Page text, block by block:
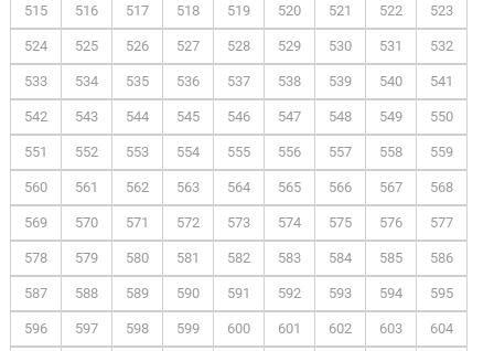
515 516 517 518 519 520 521 522 523
524 525 526 527 528 529 530 531 532
533 534 535 536 537 538 539 540 541
542 543 544 545 546 547 548 549 550
551 552 553 554 555 556 557 558 559
560 561 562 563 564 565 566 567 568
569 570 571 572 573 574 575 576 577
578 579 580 581 582 583 584 585 586
587 588 589 590 591 592 593 594 595
596 597 598 599 600 601 602 603 604